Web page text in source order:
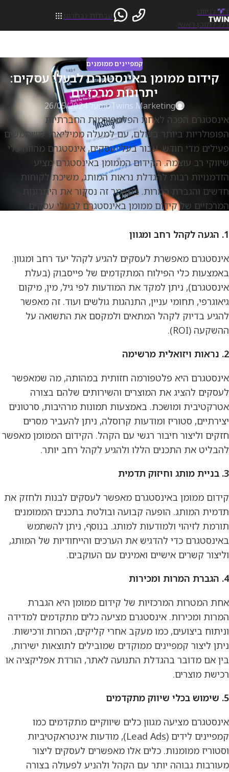
דלג לניווט
דלג לתוכן ראשי
קמפיינים ממומנים
קידום ממומן באינסטגרם לבעלי עסקים:
יתרונות מרכזיים
Twins Marketingמופעל 26/05/2024
אינסטגרם הפכה לאחת הפלטפורמות החברתיות
הפופולריות ביותר בעולם, עם למעלה ממיליארד משתמשים
פעילים מדי חודש. עבור בעלי עסקים, אינסטגרם מהווה כלי
שיווקי רב עוצמה. הקידום הממומן באינסטגרם מציע
הזדמנויות רבות להגדלת נראות המותג, משיכת לקוחות
חדשים והגברת המרות. במאמר זה נסקור את היתרונות
המרכזיים של קידום ממומן באינסטגרם לבעלי עסקים.
1. הגעה לקהל רחב ומגוון
אינסטגרם מאפשרת לעסקים להגיע לקהל יעד רחב ומגוון.
באמצעות כלי הפילוח המתקדמים של פייסבוק (בעלת
אינסטגרם), ניתן למקד את המודעות לפי גיל, מין, מיקום
גיאוגרפי, תחומי עניין, התנהגות גולשים ועוד. זה מאפשר
להגיע בדיוק לקהל המתאים ולמקסם את התשואה על
ההשקעה (ROI).
2. נראות ויזואלית מרשימה
אינסטגרם היא פלטפורמה חזותית במהותה, מה שמאפשר
לעסקים להציג את המוצרים והשירותים שלהם בצורה
אטרקטיבית ומושכת. באמצעות תמונות מרהיבות, סרטונים
יצירתיים, סטוריז ומודעות קרוסלה, ניתן להעביר מסרים
חזקים וליצור חיבור רגשי עם הקהל. הקידום הממומן מאפשר
להבליט את התכנים הללו ולהגיע לקהל רחב יותר.
3. בניית מותג וחיזוק תדמית
קידום ממומן באינסטגרם מאפשר לעסקים לבנות ולחזק את
תדמית המותג. הופעה קבועה ובולטת בתכנים הממומנים
תורמת לזיהוי ולמודעות למותג. בנוסף, ניתן להשתמש
באינסטגרם כדי להדגיש את הערכים והייחודיות של המותג,
וליצור קשרים אישיים ואמינים עם העוקבים.
4. הגברת המרות ומכירות
אחת המטרות המרכזיות של קידום ממומן היא הגברת
המרות ומכירות. אינסטגרם מציעה כלים מתקדמים למדידה
וניתוח ביצועים, כמו מעקב אחרי קליקים, המרות ורכישות.
ניתן ליצור קמפיינים ממוקדים שמובילים לתוצאות ישירות,
בין אם מדובר בהגדלת התנועה לאתר, הורדת אפליקציה או
רכישת מוצרים.
5. שימוש בכלי שיווק מתקדמים
אינסטגרם מציעה מגוון כלים שיווקיים מתקדמים כמו
קמפיינים לידים (Lead Ads), מודעות אינטראקטיביות
וסטוריז ממומנות. כלים אלו מאפשרים לעסקים ליצור
מעורבות גבוהה יותר עם הקהל ולהניע לפעולה בצורה